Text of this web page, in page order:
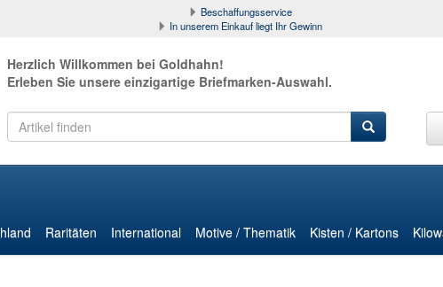
Beschaffungsservice
In unserem Einkauf liegt Ihr Gewinn
Herzlich Willkommen bei Goldhahn!
Erleben Sie unsere einzigartige Briefmarken-Auswahl.
Raritäten International Motive / Thematik Kisten / Kartons